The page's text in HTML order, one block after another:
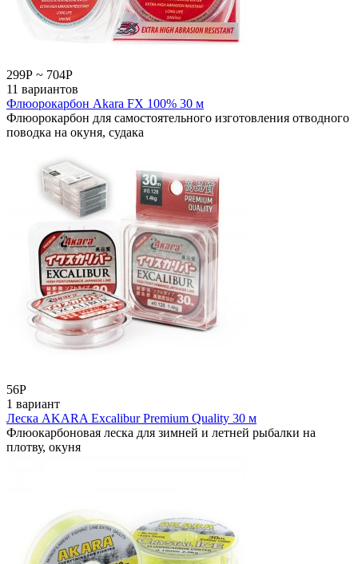
299Р ~ 704Р
11 вариантов
Флюорокарбон Akara FX 100% 30 м
Флюорокарбон для самостоятельного изготовления отводного
поводка на окуня, судака
56Р
1 вариант
Леска AKARA Excalibur Premium Quality 30 м
Флюокарбоновая леска для зимней и летней рыбалки на
плотву, окуня